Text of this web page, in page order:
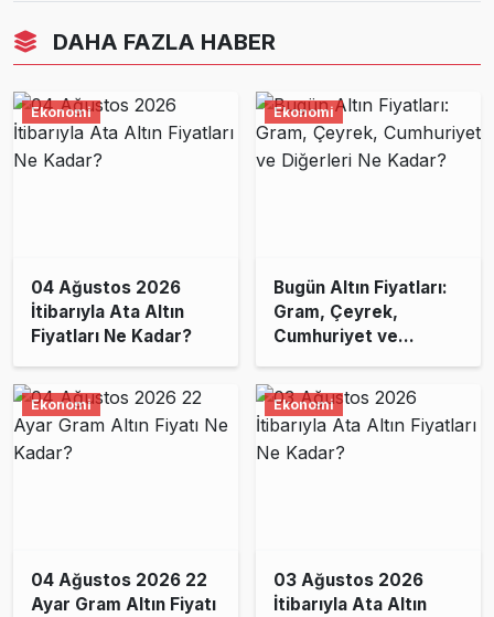
DAHA FAZLA HABER
Ekonomi
04 Ağustos 2026
İtibarıyla Ata Altın
Fiyatları Ne Kadar?
Ekonomi
Bugün Altın Fiyatları:
Gram, Çeyrek,
Cumhuriyet ve
Ekonomi
04 Ağustos 2026 22
Ayar Gram Altın Fiyatı
Ekonomi
03 Ağustos 2026
İtibarıyla Ata Altın